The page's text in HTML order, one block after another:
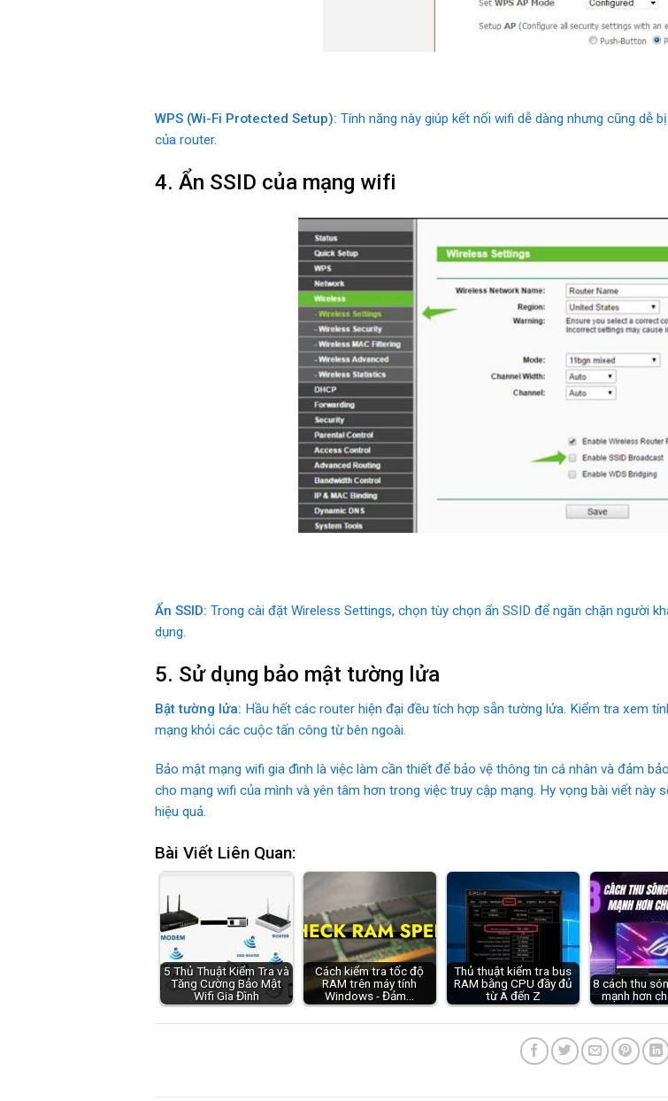
WPS (Wi-Fi Protected Setup): Tính năng này giúp kết nối wifi dễ dàng nhưng cũng dễ
của router.
4. Ẩn SSID của mạng wifi
Ẩn SSID: Trong cài đặt Wireless Settings, chọn tùy chọn ẩn SSID để ngăn chặn người
dụng.
5. Sử dụng bảo mật tường lửa
Bật tường lửa: Hầu hết các router hiện đại đều tích hợp sẵn tường lửa. Kiểm tra xem
mạng khỏi các cuộc tấn công từ bên ngoài.
Bảo mật mạng wifi gia đình là việc làm cần thiết để bảo vệ thông tin cá nhân và đảm
cho mạng wifi của mình và yên tâm hơn trong việc truy cập mạng. Hy vọng bài viết
hiệu quả.
Bài Viết Liên Quan:
5 Thủ Thuật Kiểm Tra và
Tăng Cường Bảo Mật
Wifi Gia Đình
Cách kiểm tra tốc độ
RAM trên máy tính
Windows - Đảm…
Thủ thuật kiểm tra bus
RAM bằng CPU đầy đủ
từ A đến Z
8 cách thu
mạnh hơn